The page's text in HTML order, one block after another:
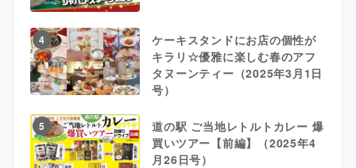
4
ケーキスタンドにお店の個性が
キラリ☆優雅に楽しむ春のアフ
タヌーンティー（2025年3月1日
号）
5
道の駅 ご当地レトルトカレー 爆
買いツアー【前編】（2025年4
月26日号）